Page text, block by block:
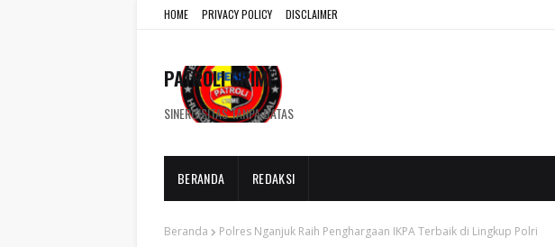
HOME PRIVACY POLICY DISCLAIMER
PATROLI CRIME
SINERGISITAS TANPA BATAS
BERANDA REDAKSI
Beranda Polres Nganjuk Raih Penghargaan IKPA Terbaik di Lingkup Polri